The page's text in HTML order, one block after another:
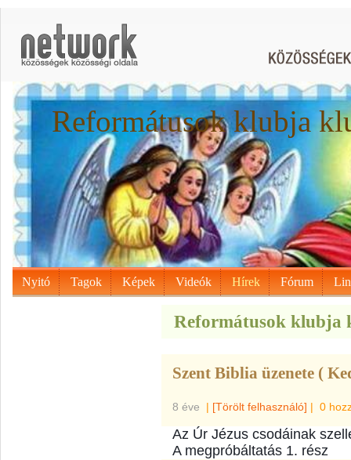
Reformátusok klubja
Nyitó Tagok Képek Videók Hírek Fórum
Reformátusok klubja
Szent Biblia üzenete (
8 éve | [Törölt felhasználó] | 0
Az Úr Jézus csodáinak
A megpróbáltatás 1. rész